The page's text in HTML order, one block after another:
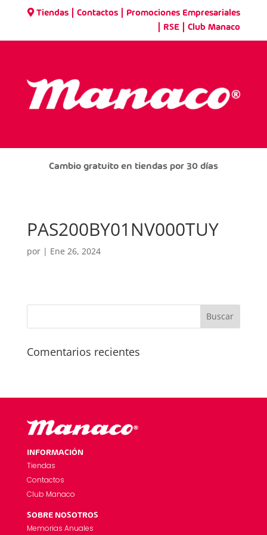
Tiendas |Contactos Promociones Empresariales
RSE |Club Manaco
Cambio gratuito en tiendas por 30 días
PAS200BY01NV000TUY
por | Ene 26, 2024
Comentarios recientes
INFORMACIÓN
Tiendas
Contactos
Club Manaco
SOBRE NOSOTROS
Memorias Anuales